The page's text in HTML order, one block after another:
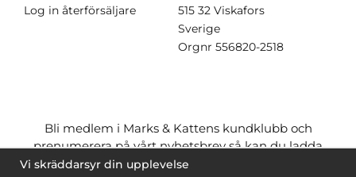
Log in återförsäljare
515 32 Viskafors
Sverige
Orgnr 556820-2518
Bli medlem i Marks & Kattens kundklubb och
prenumerera på vårt nyhetsbrev så kan du ladda
ner många mönstergratisoch få många
Vi skräddarsyr din upplevelse